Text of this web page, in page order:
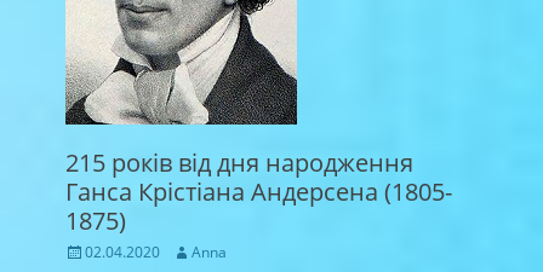
215 років від дня народження
Ганса Крістіана Андерсена (1805-
1875)
Posted
02.04.2020 Author
Anna